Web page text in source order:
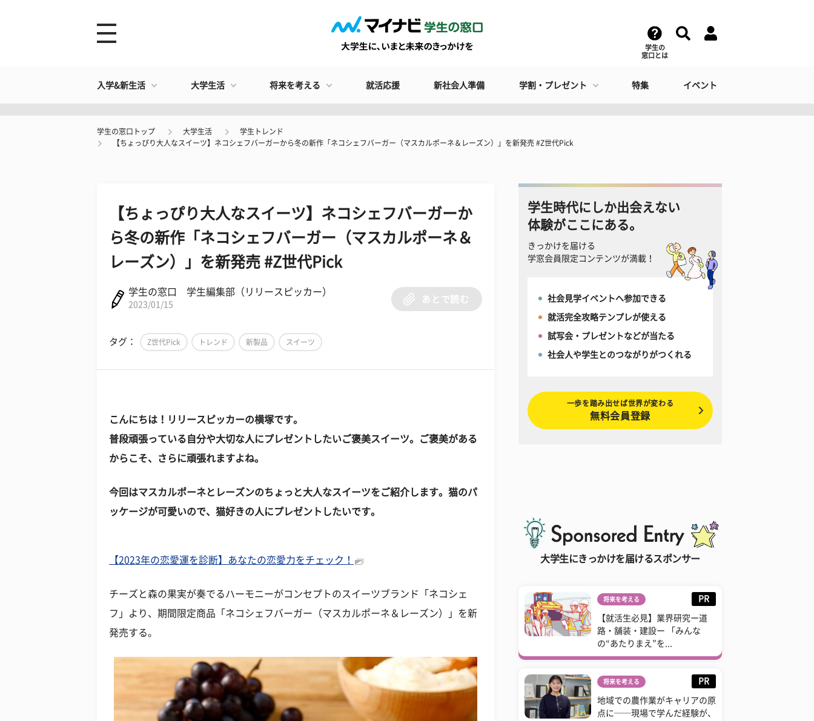
学生の
窓口とは
入学&新生活 大学生活 将来を考える 就活応援 新社会人準備 学割・プレゼント 特集 イベント
学生の窓口トップ 大学生活
学生トレンド
【ちょっぴり大人なスイーツ】ネコシェフバーガーから冬の新作「ネコシェフバーガー（マスカルポーネ＆レーズン）」を新発売 #Z世代Pick
【ちょっぴり大人なスイーツ】ネコシェフバーガーか
ら冬の新作「ネコシェフバーガー（マスカルポーネ＆
レーズン）」を新発売 #Z世代Pick
学生の窓口 学生編集部（リリースピッカー）
2023/01/15
あとで読む
タグ： Z世代Pick トレンド 新製品 スイーツ
こんにちは！リリースピッカーの横塚です。
普段頑張っている自分や大切な人にプレゼントしたいご褒美スイーツ。ご褒美がある
からこそ、さらに頑張れますよね。
今回はマスカルポーネとレーズンのちょっと大人なスイーツをご紹介します。猫のパ
ッケージが可愛いので、猫好きの人にプレゼントしたいです。
【2023年の恋愛運を診断】あなたの恋愛力をチェック！
チーズと森の果実が奏でるハーモニーがコンセプトのスイーツブランド「ネコシェ
フ」より、期間限定商品「ネコシェフバーガー（マスカルポーネ＆レーズン）」を新
発売する。
学生時代にしか出会えない
体験がここにある。
きっかけを届ける
学窓会員限定コンテンツが満載！
社会見学イベントへ参加できる
就活完全攻略テンプレが使える
試写会・プレゼントなどが当たる
社会人や学生とのつながりがつくれる
一歩を踏み出せば世界が変わる
無料会員登録
大学生にきっかけを届けるスポンサー
将来を考える PR
【就活生必見】業界研究ー道
路・舗装・建設ー 「みんな
の“あたりまえ”を...
将来を考える PR
地域での農作業がキャリアの原
点に──現場で学んだ経験が、